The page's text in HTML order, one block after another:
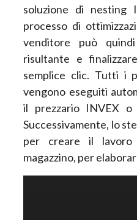
soluzione di nesting
processo di
venditore può
risultante e
semplice clic. Tutti i
vengono eseguiti
il prezzario INVEX o
Successivamente, lo
per creare il
magazzino, per